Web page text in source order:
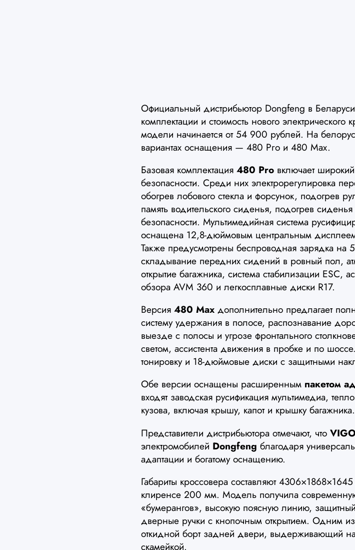
Официальный дистрибьютор Dongfeng в
комплектации и стоимость нового электрического
модели начинается от 54 900 рублей. На
вариантах оснащения — 480 Pro и 480 Max.
Базовая комплектация 480 Pro включает
безопасности. Среди них электрорегулировка
обогрев лобового стекла и форсунок, подогрев
память водительского сиденья, подогрев
безопасности. Мультимедийная система
оснащена 12,8-дюймовым центральным
Также предусмотрены беспроводная зарядка на
складывание передних сидений в ровный пол,
открытие багажника, система стабилизации ESC,
обзора AVM 360 и легкосплавные диски R17.
Версия 480 Max дополнительно предлагает
систему удержания в полосе, распознавание
выезде с полосы и угрозе фронтального
светом, ассистента движения в пробке и по
тонировку и 18-дюймовые диски с защитными
Обе версии оснащены расширенным пакетом
входят заводская русификация мультимедиа,
кузова, включая крышу, капот и крышку багажника.
Представители дистрибьютора отмечают, что VIGO
электромобилей Dongfeng благодаря
адаптации и богатому оснащению.
Габариты кроссовера составляют
клиренсе 200 мм. Модель получила
«бумерангов», высокую поясную линию,
дверные ручки с кнопочным открытием. Одним
откидной борт задней двери, выдерживающий
скамейкой.